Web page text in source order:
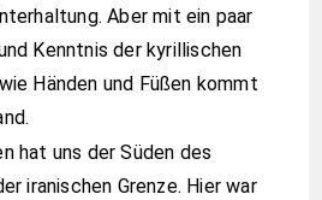
Aber mit ein paar
Kenntnis der kyrillischen
Händen und Füßen kommt
hat uns der Süden des
iranischen Grenze. Hier war